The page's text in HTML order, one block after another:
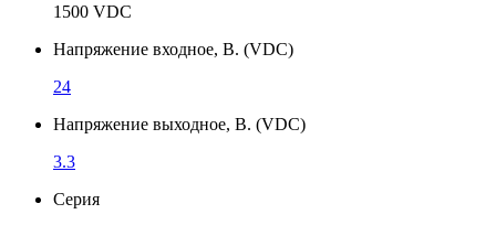
1500 VDC
Напряжение входное, В. (VDC)
24
Напряжение выходное, В. (VDC)
3.3
Серия